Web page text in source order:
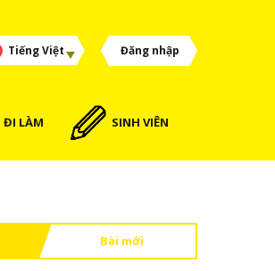
Tiếng Việt Đăng nhập
ĐI LÀM SINH VIÊN
Bài mới